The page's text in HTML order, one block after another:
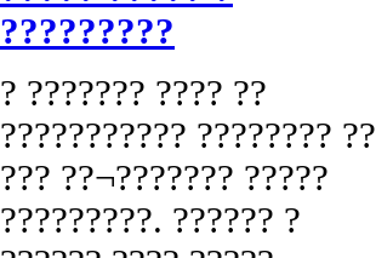
?????????
? ??????? ???? ??
??????????? ???????? ??
??? ??¬??????? ?????
?????????. ?????? ?